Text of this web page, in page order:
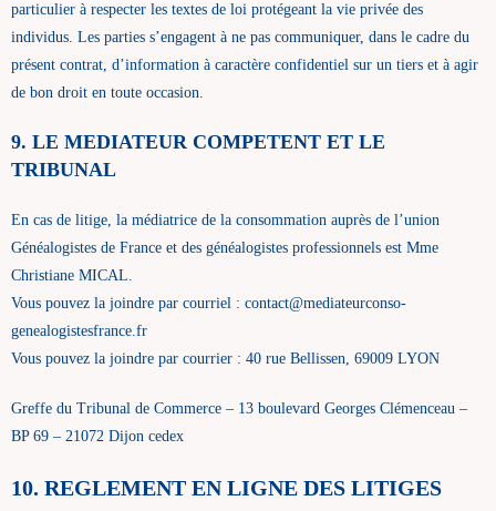
particulier à respecter les textes de loi protégeant la vie privée des
individus. Les parties s’engagent à ne pas communiquer, dans le cadre du
présent contrat, d’information à caractère confidentiel sur un tiers et à agir
de bon droit en toute occasion.
9. LE MEDIATEUR COMPETENT ET LE
TRIBUNAL
En cas de litige, la médiatrice de la consommation auprès de l’union
Généalogistes de France et des généalogistes professionnels est Mme
Christiane MICAL.
Vous pouvez la joindre par courriel : contact@mediateurconso-
genealogistesfrance.fr
Vous pouvez la joindre par courrier : 40 rue Bellissen, 69009 LYON
Greffe du Tribunal de Commerce – 13 boulevard Georges Clémenceau –
BP 69 – 21072 Dijon cedex
10. REGLEMENT EN LIGNE DES LITIGES